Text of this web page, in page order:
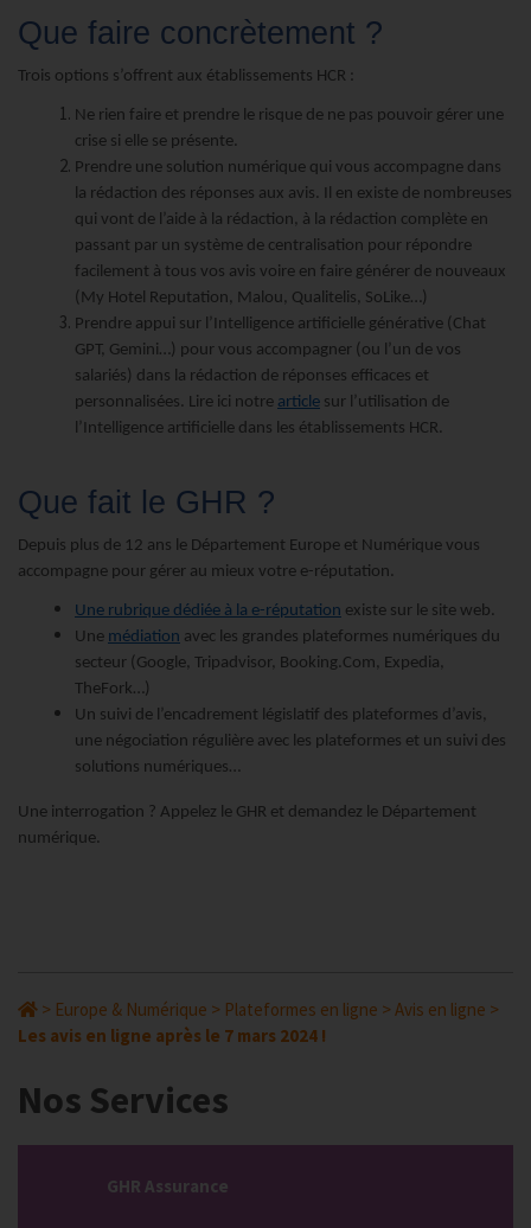
Que faire concrètement ?
Trois options s’offrent aux établissements HCR :
Ne rien faire et prendre le risque de ne pas pouvoir gérer une
crise si elle se présente.
Prendre une solution numérique qui vous accompagne dans
la rédaction des réponses aux avis. Il en existe de nombreuses
qui vont de l’aide à la rédaction, à la rédaction complète en
passant par un système de centralisation pour répondre
facilement à tous vos avis voire en faire générer de nouveaux
(My Hotel Reputation, Malou, Qualitelis, SoLike…)
Prendre appui sur l’Intelligence artificielle générative (Chat
GPT, Gemini…) pour vous accompagner (ou l’un de vos
salariés) dans la rédaction de réponses efficaces et
personnalisées. Lire ici notre article sur l’utilisation de
l’Intelligence artificielle dans les établissements HCR.
Que fait le GHR ?
Depuis plus de 12 ans le Département Europe et Numérique vous
accompagne pour gérer au mieux votre e-réputation.
Une rubrique dédiée à la e-réputation existe sur le site web.
Une médiation avec les grandes plateformes numériques du
secteur (Google, Tripadvisor, Booking.Com, Expedia,
TheFork…)
Un suivi de l’encadrement législatif des plateformes d’avis,
une négociation régulière avec les plateformes et un suivi des
solutions numériques…
Une interrogation ? Appelez le GHR et demandez le Département
numérique.
> Europe & Numérique > Plateformes en ligne >Avis en ligne >
Les avis en ligne après le 7 mars 2024 !
Nos Services
GHR Assurance